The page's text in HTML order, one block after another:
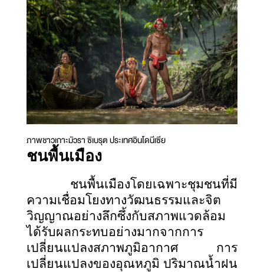
ภาพชาวเกาะมัวรา ซิเบรุต ประเทศอินโดนีเซีย
ชนพื้นเมือง
ชนพื้นเมืองโดยเฉพาะชุมชนที่มี
ความเชื่อมโยงทางวัฒนธรรมและจิต
วิญญาณอย่างลึกซึ้งกับสภาพแวดล้อม
ได้รับผลกระทบอย่างมากจากการ
เปลี่ยนแปลงสภาพภูมิอากาศ การ
เปลี่ยนแปลงของอุณหภูมิ ปริมาณน้ำฝน